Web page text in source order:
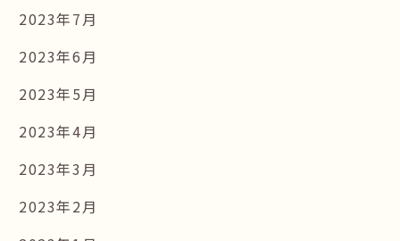
2023年7月
2023年6月
2023年5月
2023年4月
2023年3月
2023年2月